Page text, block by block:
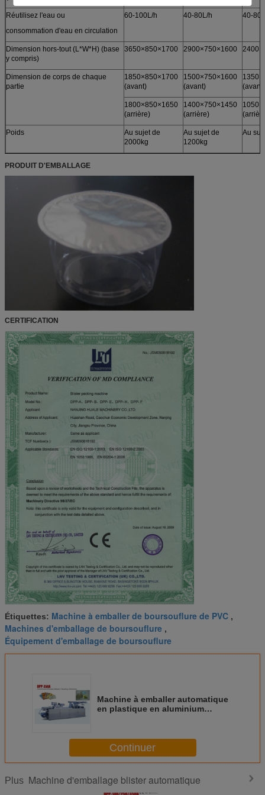
Réutilisez l'eau ou
consommation d'eau en circulation
60-100L/h 40-80L/h 40-
Dimension hors-tout (L*W*H) (base
y compris)
3650×850×1700 2900×750×1600
Dimension de corps de chaque
partie
1850×850×1700
(avant)
1500×750×1600
(avant)
(avant)
1800×850×1650
(arrière)
1400×750×1450
(arrière)
Poids
Au sujet de
2000kg
Au sujet de
1200kg
Au
PRODUIT D'EMBALLAGE
CERTIFICATION
Étiquettes: Machine à emballer de boursouflure de PVC ,
Machines d'emballage de boursouflure ,
Équipement d'emballage de boursouflure
Machine à emballer automatique
en plastique en aluminium
l'objet liquide et solide
Continuer
Plus Machine d'emballage blister automatique